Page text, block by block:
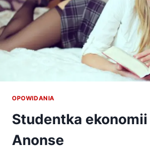
OPOWIDANIA
Studentka ekonomii
Anonse